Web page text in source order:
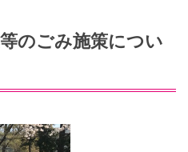
のごみ施策につい